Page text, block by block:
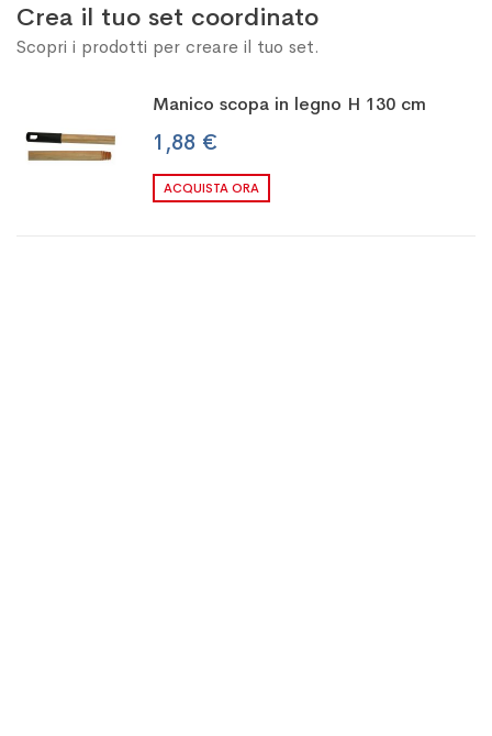
Crea il tuo set coordinato
Scopri i prodotti per creare il tuo set.
Manico scopa in legno H 130 cm
1,88 €
ACQUISTA ORA